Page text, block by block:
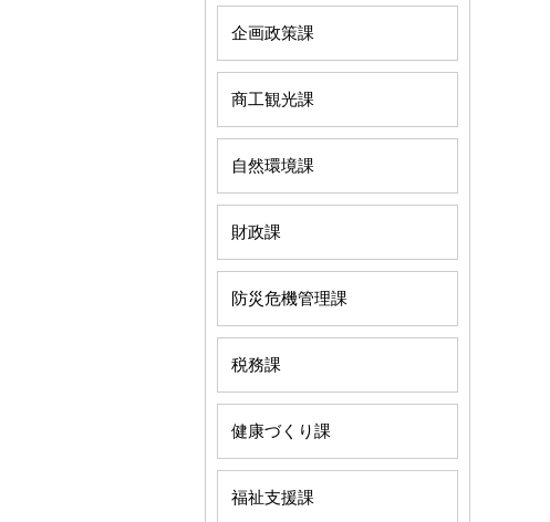
企画政策課
商工観光課
自然環境課
財政課
防災危機管理課
税務課
健康づくり課
福祉支援課